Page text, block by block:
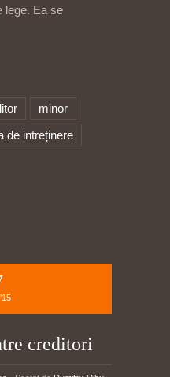
lege. Ea se
minor
de intreținere
creditori